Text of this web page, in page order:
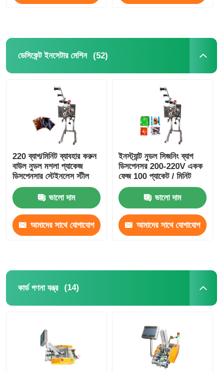
পণ্য
আমাদের সম্বন্ধে
কারখানা পরিদর্শন
মান নিয়ন্ত্রণ
আমাদের সাথে যোগাযোগ করুন
রোটারি প্যাকিং মেশিন
মাল্টি লেন প্যাকিং মেশিন
ডেসিকেন্ট ইনসেটার মেশিন (52)
220 ব্যাগ/মিনিট ব্যাবহার করুন
বাউল নুডল মশলা প্যাকেজ
ডিসপেনসার স্টেইনলেস স্টীল
ভালো দাম
আমাদের সাথে যোগাযোগ
ইনস্ট্যান্ট নুডল সিজনিং ব্যাগ
ডিসপেনসর 200-220V একক
ফেজ 100 প্যাকেট / মিনিট
ভালো দাম
আমাদের সাথে যোগাযোগ
কার্ড গণনা যন্ত্র (14)